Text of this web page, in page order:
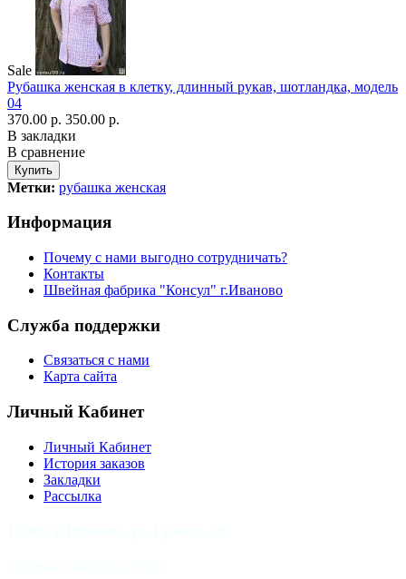
Sale
Рубашка женская в клетку, длинный рукав, шотландка, модель
04
370.00 р. 350.00 р.
В закладки
В сравнение
Метки: рубашка женская
Информация
Почему с нами выгодно сотрудничать?
Контакты
Швейная фабрика "Консул" г.Иваново
Служба поддержки
Связаться с нами
Карта сайта
Личный Кабинет
Личный Кабинет
История заказов
Закладки
Рассылка